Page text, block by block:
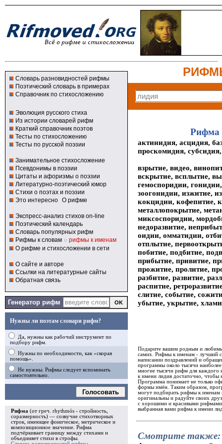
Словарь разновидностей рифмы
Поэтический словарь в примерах
Справочник по стихосложению
Эволюция русского стиха
Из истории словарей рифм
Краткий справочник поэтов
Тесты по стихосложению
Тесты по русской поэзии
Занимательное стихосложение
Псевдонимы в поэзии
Цитаты и афоризмы о поэзии
Литературно-поэтический юмор
Стихи о поэтах и поэзии
Это интересно О рифме
Экспресс-анализ стихов on-line
Поэтический календарь
Словарь популярных рифм
Рифмы к словам и рифмы к именам
О рифме и стихосложении в сети
О сайте и авторе
Ссылки на литературные сайты
Обратная связь
Генератор рифм
Нужны ли поэтам словари рифм?
Да, нужны как рабочий инструмент по
подбору рифм.
Нужны по необходимости, как «скорая
помощь».
Не нужны. Рифмы следует вспоминать
самостоятельно.
Голосовать
Рифма (от греч. rhythmós - стройность,
соразмерность) — созвучие стихотворных
строк, имеющее фоническое, метрическое и
композиционное значение. Рифма
подчёркивает границу между стихами и
объединяет стихи в строфы
Рифма
актинидия, асцидия,
проскомидия,
взрытие, видео,
вскрытие, всплытие,
гемоспоридии,
зоогонидии, изжитие,
кокцидии, кофепитие,
металлопокрытие,
миксоспоридии,
недоразвитие,
оидии, омматидии,
отплытие,
побитие, подбитие,
прибытие, привитие,
прожитие, пролитие,
разбитие, развитие,
распитие,
слитие, событие,
убытие, укрытие,
Подарите вашим родным и
самих. Рифмы к именам - лучший
написании поздравлений и
программы около тысячи
многие тысячи рифм для каждого
к имени лидия достаточно, чтобы
Программа понимает не только
формы имён. Таким образом,
могут подбирать рифмы к именам
оригинальны и радуйте своих
с хорошими и красивыми
выбранная вами рифма к имени
Смотрите также: